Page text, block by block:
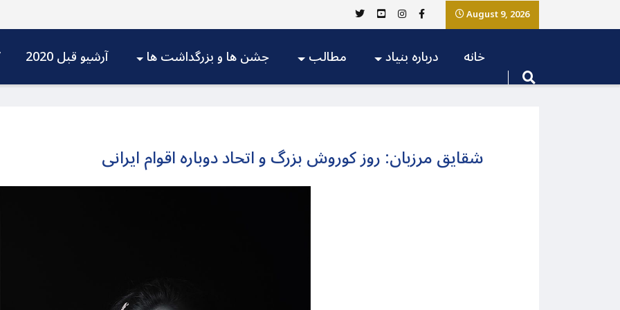
August 9, 2026
آرشیو قبل 2020 جشن ها و بزرگداشت ها مطالب درباره بنیاد خانه
شقایق مرزبان: روز کوروش بزرگ و اتحاد دوباره اقوام ایرانی